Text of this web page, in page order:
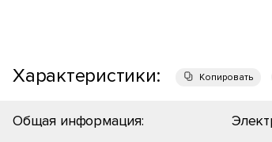
Характеристики: Копировать
Общая информация: